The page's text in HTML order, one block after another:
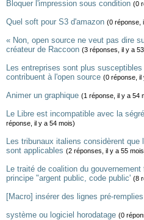
Bloquer l'impression sous condition (0
Quel soft pour S3 d'amazon (0 réponse,
« Non, open source ne veut pas dire
créateur de Raccoon (3 réponses, il y a
Les entreprises sont plus
contribuent à l'open source (0 réponse, il
Animer un graphique (1 réponse, il y a 54
Le Libre est incompatible avec la
réponse, il y a 54 mois)
Les tribunaux italiens considèrent
sont applicables (2 réponses, il y a 55
Le traité de coalition du
principe "argent public, code public' (8
[Macro] insérer des lignes pré-remplies
système ou logiciel horodatage (0